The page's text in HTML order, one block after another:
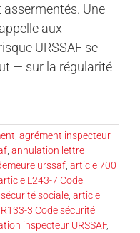
Une
aux
URSSAF se
— sur la régularité
agrément inspecteur
annulation lettre
urssaf article 700
L243-7 Code
sociale article
3 Code sécurité
inspecteur URSSAF,